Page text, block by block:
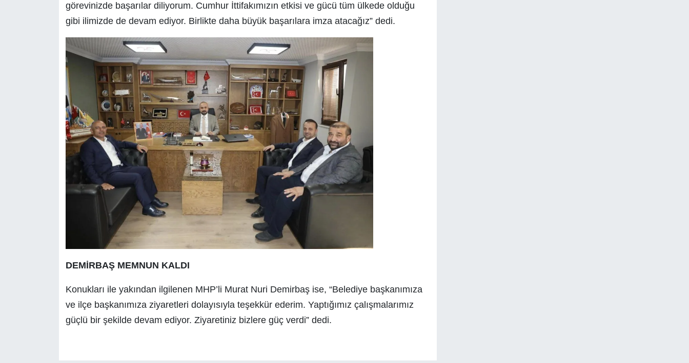
görevinizde başarılar diliyorum. Cumhur İttifakımızın etkisi ve gücü tüm ülkede olduğu
gibi ilimizde de devam ediyor. Birlikte daha büyük başarılara imza atacağız” dedi.
DEMİRBAŞ MEMNUN KALDI
Konukları ile yakından ilgilenen MHP’li Murat Nuri Demirbaş ise, “Belediye başkanımıza
ve ilçe başkanımıza ziyaretleri dolayısıyla teşekkür ederim. Yaptığımız çalışmalarımız
güçlü bir şekilde devam ediyor. Ziyaretiniz bizlere güç verdi” dedi.